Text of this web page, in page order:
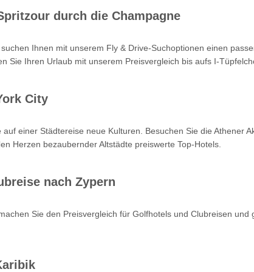
durch die Champagne
Ihnen mit unserem Fly & Drive-Suchoptionen einen
Sie Ihren Urlaub mit unserem Preisvergleich bis aufs I-
City
einer Städtereise neue Kulturen. Besuchen Sie die Athener
Herzen bezaubernder Altstädte preiswerte Top-Hotels.
nach Zypern
Sie den Preisvergleich für Golfhotels und Clubreisen